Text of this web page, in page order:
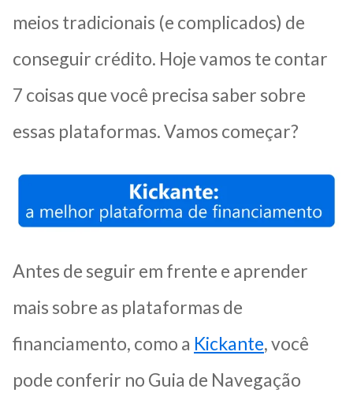
meios tradicionais (e complicados) de
conseguir crédito. Hoje vamos te contar
7 coisas que você precisa saber sobre
essas plataformas. Vamos começar?
Antes de seguir em frente e aprender
mais sobre as plataformas de
financiamento, como a Kickante, você
pode conferir no Guia de Navegação